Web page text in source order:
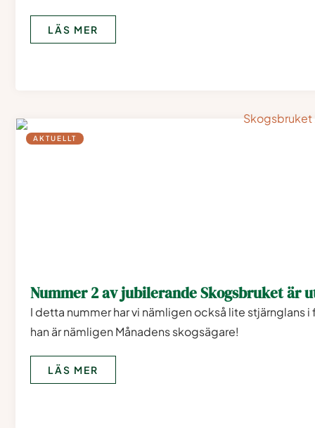
LÄS MER
AKTUELLT
Nummer 2 av jubilerande Skogsbruket är
I detta nummer har vi nämligen också lite stjärnglans i
han är nämligen Månadens skogsägare!
LÄS MER